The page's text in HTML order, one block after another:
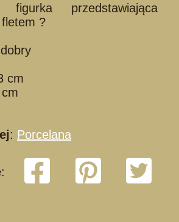
figurka przedstawiająca
?
cm
: Porcelana
: